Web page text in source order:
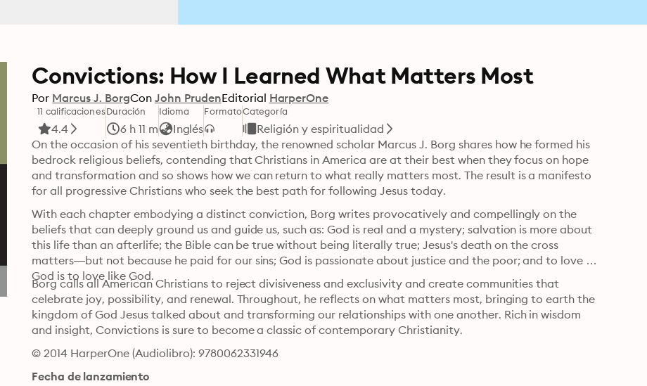
Convictions: How I Learned What Matters Most
Por Marcus J. BorgCon John PrudenEditorial HarperOne
11 calificaciones
4.4
Duración
6 h 11 m
Idioma
Inglés
FormatoCategoría
Religión y espiritualidad
On the occasion of his seventieth birthday, the renowned scholar Marcus J. Borg shares how he formed his
bedrock religious beliefs, contending that Christians in America are at their best when they focus on hope
and transformation and so shows how we can return to what really matters most. The result is a manifesto
for all progressive Christians who seek the best path for following Jesus today.
With each chapter embodying a distinct conviction, Borg writes provocatively and compellingly on the
beliefs that can deeply ground us and guide us, such as: God is real and a mystery; salvation is more about
this life than an afterlife; the Bible can be true without being literally true; Jesus's death on the cross
matters—but not because he paid for our sins; God is passionate about justice and the poor; and to love
God is to love like God.
Borg calls all American Christians to reject divisiveness and exclusivity and create communities that
celebrate joy, possibility, and renewal. Throughout, he reflects on what matters most, bringing to earth the
kingdom of God Jesus talked about and transforming our relationships with one another. Rich in wisdom
and insight, Convictions is sure to become a classic of contemporary Christianity.
© 2014 HarperOne (Audiolibro): 9780062331946
Fecha de lanzamiento